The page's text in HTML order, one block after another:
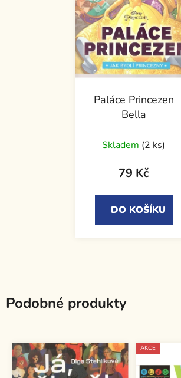
Paláce Princezen
Bella
Skladem (2 ks)
79 Kč
DO KOŠÍKU
Podobné produkty
AKCE